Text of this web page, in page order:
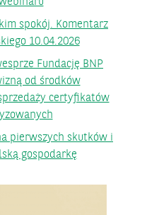
spokój. Komentarz
10.04.2026
Fundację BNP
od środków
certyfikatów
pierwszych skutków i
gospodarkę